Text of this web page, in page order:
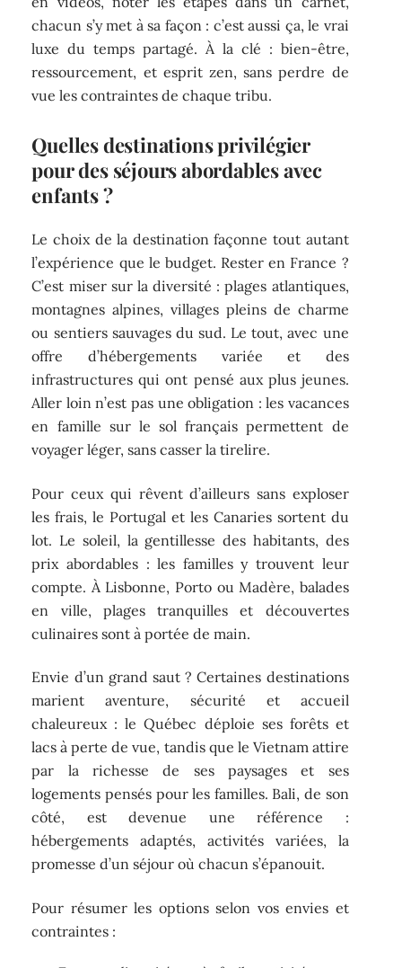
chacun s’y met à sa façon : c’est aussi ça, le vrai
luxe du temps partagé. À la clé : bien-être,
ressourcement, et esprit zen, sans perdre de
vue les contraintes de chaque tribu.
Quelles destinations privilégier
pour des séjours abordables avec
enfants ?
Le choix de la destination façonne tout autant
l’expérience que le budget. Rester en France ?
C’est miser sur la diversité : plages atlantiques,
montagnes alpines, villages pleins de charme
ou sentiers sauvages du sud. Le tout, avec une
offre d’hébergements variée et des
infrastructures qui ont pensé aux plus jeunes.
Aller loin n’est pas une obligation : les vacances
en famille sur le sol français permettent de
voyager léger, sans casser la tirelire.
Pour ceux qui rêvent d’ailleurs sans exploser
les frais, le Portugal et les Canaries sortent du
lot. Le soleil, la gentillesse des habitants, des
prix abordables : les familles y trouvent leur
compte. À Lisbonne, Porto ou Madère, balades
en ville, plages tranquilles et découvertes
culinaires sont à portée de main.
Envie d’un grand saut ? Certaines destinations
marient aventure, sécurité et accueil
chaleureux : le Québec déploie ses forêts et
lacs à perte de vue, tandis que le Vietnam attire
par la richesse de ses paysages et ses
logements pensés pour les familles. Bali, de son
côté, est devenue une référence :
hébergements adaptés, activités variées, la
promesse d’un séjour où chacun s’épanouit.
Pour résumer les options selon vos envies et
contraintes :